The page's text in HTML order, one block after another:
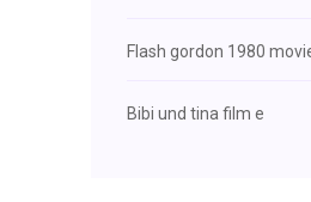
Flash gordon 1980
Bibi und tina film e